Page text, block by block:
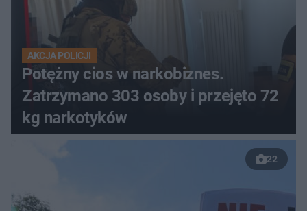
AKCJA POLICJI
Potężny cios w narkobiznes.
Zatrzymano 303 osoby i przejęto 72
kg narkotyków
22